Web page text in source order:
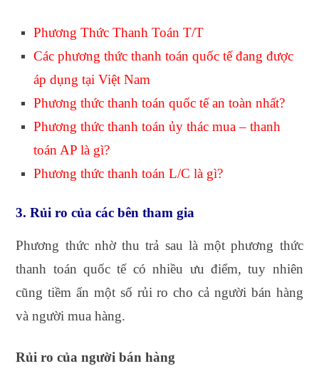
Phương Thức Thanh Toán T/T
Các phương thức thanh toán quốc tế đang được
áp dụng tại Việt Nam
Phương thức thanh toán quốc tế an toàn nhất?
Phương thức thanh toán ủy thác mua – thanh
toán AP là gì?
Phương thức thanh toán L/C là gì?
3. Rủi ro của các bên tham gia
Phương thức nhờ thu trả sau là một phương thức
thanh toán quốc tế có nhiều ưu điểm, tuy nhiên
cũng tiềm ẩn một số rủi ro cho cả người bán hàng
và người mua hàng.
Rủi ro của người bán hàng